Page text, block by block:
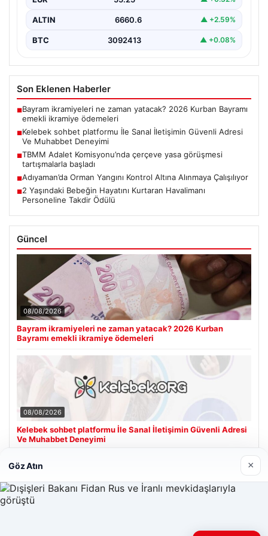
ALTIN 6660.6 ▲ +2.59%
BTC 3092413 ▲ +0.08%
Son Eklenen Haberler
■Bayram ikramiyeleri ne zaman yatacak? 2026 Kurban Bayramı
emekli ikramiye ödemeleri
■Kelebek sohbet platformu İle Sanal İletişimin Güvenli Adresi
Ve Muhabbet Deneyimi
■TBMM Adalet Komisyonu’nda çerçeve yasa görüşmesi
tartışmalarla başladı
■Adıyaman’da Orman Yangını Kontrol Altına Alınmaya Çalışılıyor
■2 Yaşındaki Bebeğin Hayatını Kurtaran Havalimanı
Personeline Takdir Ödülü
Güncel
08/08/2026
Bayram ikramiyeleri ne zaman yatacak? 2026 Kurban
Bayramı emekli ikramiye ödemeleri
08/08/2026
Kelebek sohbet platformu İle Sanal İletişimin Güvenli Adresi
Ve Muhabbet Deneyimi
Son Eklenen Firmalar
Göz Atın ×